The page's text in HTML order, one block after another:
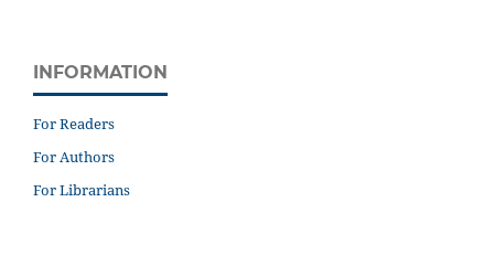
INFORMATION
For Readers
For Authors
For Librarians